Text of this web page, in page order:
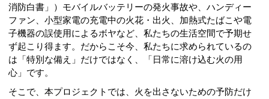
消防白書」）モバイルバッテリーの発火事故や、ハンディー
ファン、小型家電の充電中の火花・出火、加熱式たばこや電
子機器の誤使用によるボヤなど、私たちの生活空間で予期せ
ず起こり得ます。だからこそ今、私たちに求められているの
は「特別な備え」だけではなく、「日常に溶け込む火の用
心」です。
そこで、本プロジェクトでは、火を出さないための予防だけ